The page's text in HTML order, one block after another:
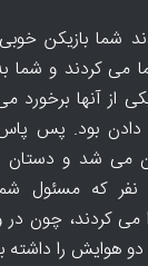
شما بازیکن
می کردند و
از آنها برخورد
دادن بود. پس
می شد و دستان
که مسئول
می کردند، چون
هوایش را داشته